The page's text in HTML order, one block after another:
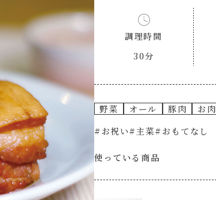
こどもの日
クリスマス
調理時間
30分
野菜 オール 豚肉 お肉
#お祝い#主菜#おもてなし
使っている商品